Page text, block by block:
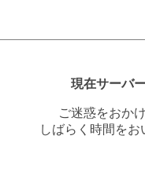
現在サーバ
ご迷惑をおか
しばらく時間を